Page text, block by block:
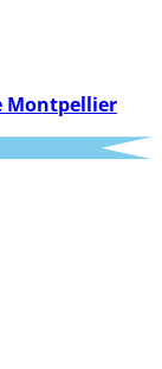
Montpellier